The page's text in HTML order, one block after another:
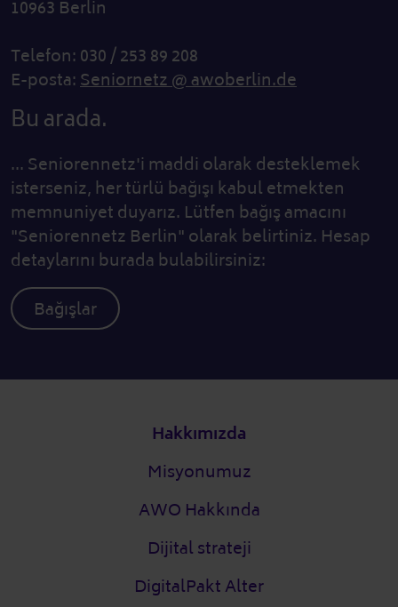
10963 Berlin
Telefon: 030 / 253 89 208
E-posta:Seniornetz @ awoberlin.de
Bu arada.
... Seniorennetz'i maddi olarak desteklemek
isterseniz, her türlü bağışı kabul etmekten
memnuniyet duyarız. Lütfen bağış amacını
"Seniorennetz Berlin" olarak belirtiniz. Hesap
detaylarını burada bulabilirsiniz:
Bağışlar
Hakkımızda
Misyonumuz
AWO Hakkında
Dijital strateji
DigitalPakt Alter